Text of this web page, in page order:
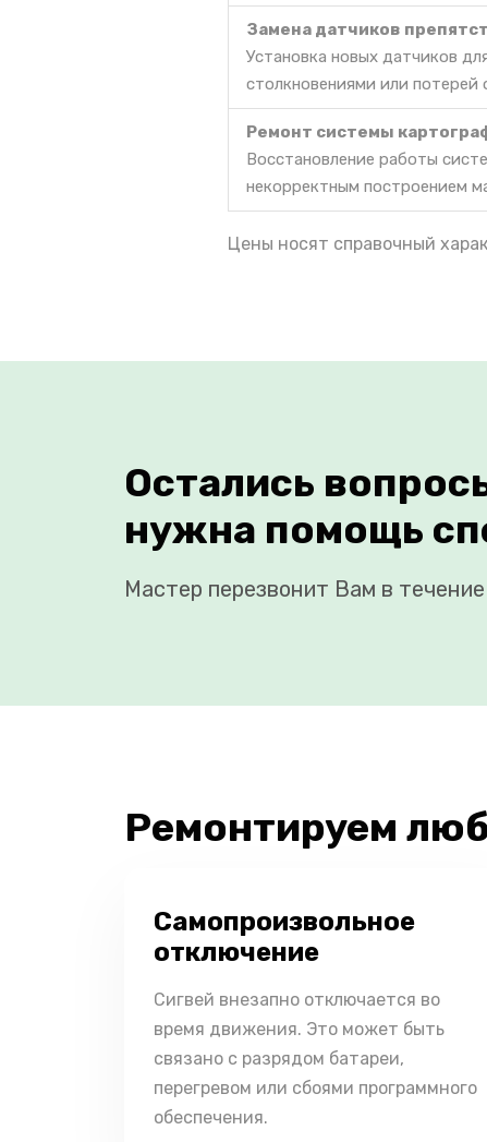
Замена датчиков
Установка новых датчиков
столкновениями или потерей
Ремонт системы
Восстановление работы
некорректным построением
Цены носят справочный
Остались
нужна помощь
Мастер перезвонит Вам в
Ремонтируем
Самопроизвольное
отключение
Сигвей внезапно отключается во
время движения. Это может быть
связано с разрядом батареи,
перегревом или сбоями программного
обеспечения.